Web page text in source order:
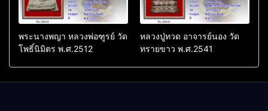
พระนางพญา หลวงพ่อฑูรย์ วัด
โพธิ์นิมิตร พ.ศ.2512
หลวงปู่ทวด อาจารย์นอง วัด
ทรายขาว พ.ศ.2541